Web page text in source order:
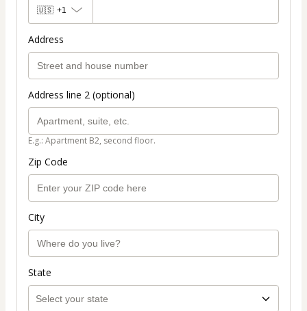
🇺🇸 +1
Address
Address line 2 (optional)
E.g.: Apartment B2, second floor.
Zip Code
City
State